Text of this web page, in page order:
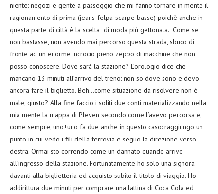
niente: negozi e gente a passeggio che mi fanno tornare in mente il
ragionamento di prima (jeans-felpa-scarpe basse) poichè anche in
questa parte di città è la scelta di moda più gettonata. Come se
non bastasse, non avendo mai percorso questa strada, sbuco di
fronte ad un enorme incrocio pieno zeppo di macchine che non
posso conoscere. Dove sarà la stazione? L’orologio dice che
mancano 13 minuti all’arrivo del treno: non so dove sono e devo
ancora fare il biglietto. Beh…come situazione da risolvere non è
male, giusto? Alla fine faccio i soliti due conti materializzando nella
mia mente la mappa di Pleven secondo come l’avevo percorsa e,
come sempre, uno+uno fa due anche in questo caso: raggiungo un
punto in cui vedo i fili della ferrovia e seguo la direzione verso
destra. Ormai sto correndo come un dannato quando arrivo
all’ingresso della stazione. Fortunatamente ho solo una signora
davanti alla biglietteria ed acquisto subito il titolo di viaggio. Ho
addirittura due minuti per comprare una lattina di Coca Cola ed